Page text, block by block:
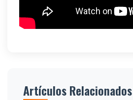
Artículos Relacionados